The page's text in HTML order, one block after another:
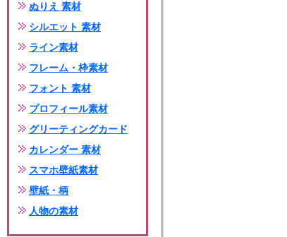
ぬりえ 素材
シルエット 素材
ライン素材
フレーム・枠素材
フォント 素材
プロフィール素材
グリーティングカード
カレンダー 素材
スマホ壁紙素材
壁紙・柄
人物の素材